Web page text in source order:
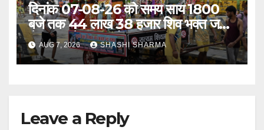
दिनांक 07-08-26 को समय साय 1800
बजे तक 44 लाख 38 हजार शिव भक्त जल
लेकर अपने गंतव्य को प्रस्थान कर चुके
AUG 7, 2026 SHASHI SHARMA
Leave a Reply